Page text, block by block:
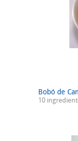
Bobó de
10